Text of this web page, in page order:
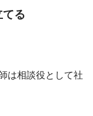
る
は相談役として社